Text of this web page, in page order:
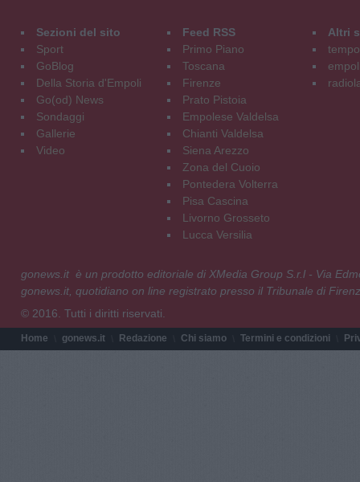
Sezioni del sito
Sport
GoBlog
Della Storia d'Empoli
Go(od) News
Sondaggi
Gallerie
Video
Feed RSS
Primo Piano
Toscana
Firenze
Prato Pistoia
Empolese Valdelsa
Chianti Valdelsa
Siena Arezzo
Zona del Cuoio
Pontedera Volterra
Pisa Cascina
Livorno Grosseto
Lucca Versilia
Altri
gonews.it è un prodotto editoriale di XMedia Group S.r.l - Via
gonews.it, quotidiano on line registrato presso il Tribunale di
© 2016. Tutti i diritti riservati.
Home gonews.it Redazione Chi siamo Termini e condizioni